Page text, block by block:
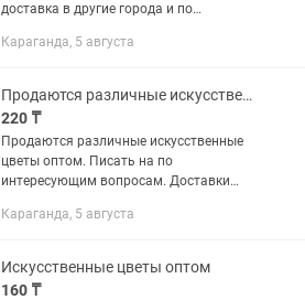
доставка в другие города и по
Караганда, 5 августа
Продаются различные искусственные цветы оптом.
220 ₸
Продаются различные искусственные
цветы оптом. Писать на по
интересующим вопросам. Доставки
Караганда, 5 августа
Искусственные цветы оптом
160 ₸